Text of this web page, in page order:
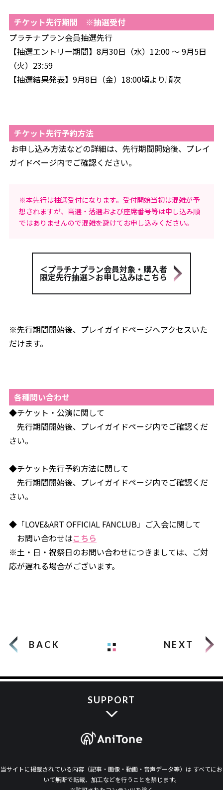
チケット先行期間 ※抽選受付
プラチナプラン会員抽選先行
【抽選エントリー期間】8月30日（水）12:00 ～ 9月5日
（火）23:59
【抽選結果発表】9月8日（金）18:00頃より順次
チケット先行予約方法
お申し込み方法などの詳細は、先行期間開始後、プレイ
ガイドページ内でご確認ください。
※本先行は抽選受付になります。受付開始当初は混雑が予
想されますが、当選・落選および座席番号等は申し込み順
ではありませんので混雑を避けてお申し込みください。
＜プラチナプラン会員対象・購入者
限定先行抽選＞お申し込みはこちら
※先行期間開始後、プレイガイドページへアクセスいた
だけます。
各種問い合わせ
◆チケット・公演に関して
先行期間開始後、プレイガイドページ内でご確認くだ
さい。
◆チケット先行予約方法に関して
先行期間開始後、プレイガイドページ内でご確認くだ
さい。
◆「LOVE&ART OFFICIAL FANCLUB」ご入会に関して
お問い合わせはこちら
※土・日・祝祭日のお問い合わせにつきましては、ご対
応が遅れる場合がございます。
BACK NEXT
SUPPORT
当サイトに掲載されている内容（記事・画像・動画・音声データ等）は すべてにお
いて無断で転載、加工などを行うことを禁じます。